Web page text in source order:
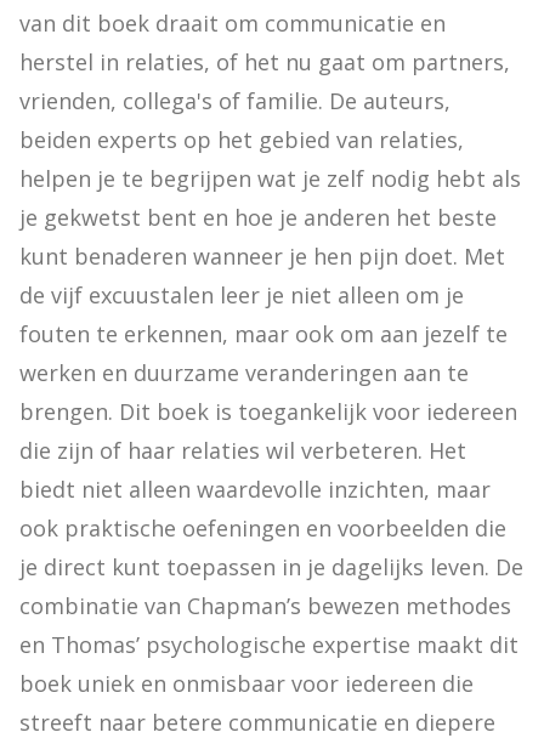
van dit boek draait om communicatie en
herstel in relaties, of het nu gaat om partners,
vrienden, collega's of familie. De auteurs,
beiden experts op het gebied van relaties,
helpen je te begrijpen wat je zelf nodig hebt als
je gekwetst bent en hoe je anderen het beste
kunt benaderen wanneer je hen pijn doet. Met
de vijf excuustalen leer je niet alleen om je
fouten te erkennen, maar ook om aan jezelf te
werken en duurzame veranderingen aan te
brengen. Dit boek is toegankelijk voor iedereen
die zijn of haar relaties wil verbeteren. Het
biedt niet alleen waardevolle inzichten, maar
ook praktische oefeningen en voorbeelden die
je direct kunt toepassen in je dagelijks leven. De
combinatie van Chapman’s bewezen methodes
en Thomas’ psychologische expertise maakt dit
boek uniek en onmisbaar voor iedereen die
streeft naar betere communicatie en diepere